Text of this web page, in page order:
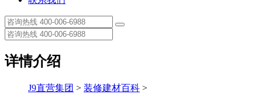
详情介绍
J9直营集团 > 装修建材百科 >